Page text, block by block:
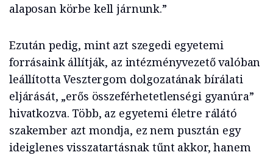
alaposan körbe kell járnunk.”
Ezután pedig, mint azt szegedi egyetemi
forrásaink állítják, az intézményvezető valóban
leállította Vesztergom dolgozatának bírálati
eljárását, „erős összeférhetetlenségi gyanúra”
hivatkozva. Több, az egyetemi életre rálátó
szakember azt mondja, ez nem pusztán egy
ideiglenes visszatartásnak tűnt akkor, hanem